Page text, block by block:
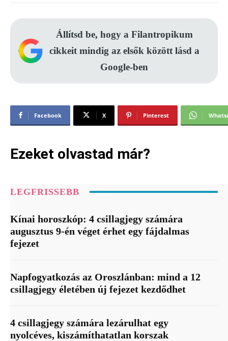
Állítsd be, hogy a Filantropikum
cikkeit mindig az elsők között lásd a
Google-ben
Facebook X Pinterest
Ezeket olvastad már?
LEGFRISSEBB
Kínai horoszkóp: 4 csillagjegy számára
augusztus 9-én véget érhet egy fájdalmas
fejezet
Napfogyatkozás az Oroszlánban: mind a 12
csillagjegy életében új fejezet kezdődhet
4 csillagjegy számára lezárulhat egy
nyolcéves, kiszámíthatatlan korszak